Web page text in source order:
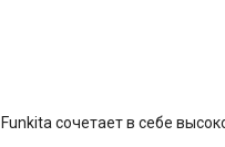
сочетает в себе